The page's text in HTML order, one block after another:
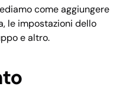
come aggiungere
le impostazioni dello
e altro.